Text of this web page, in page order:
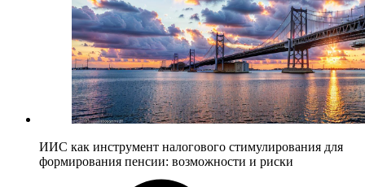
ИИС как инструмент налогового стимулирования для
формирования пенсии: возможности и риски